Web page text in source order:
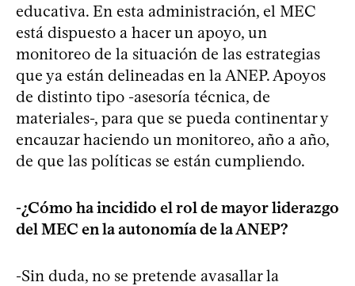
educativa. En esta administración, el MEC
está dispuesto a hacer un apoyo, un
monitoreo de la situación de las estrategias
que ya están delineadas en la ANEP. Apoyos
de distinto tipo -asesoría técnica, de
materiales-, para que se pueda continentar y
encauzar haciendo un monitoreo, año a año,
de que las políticas se están cumpliendo.
-¿Cómo ha incidido el rol de mayor liderazgo
del MEC en la autonomía de la ANEP?
-Sin duda, no se pretende avasallar la